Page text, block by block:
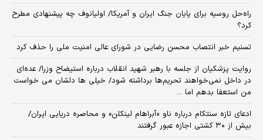
راه‌حل روسیه برای پایان جنگ ایران و آمریکا/ اولیانوف چه پیشنهادی مطرح
کرد؟
تسنیم خبر انتصاب محسن رضایی در شورای عالی امنیت ملی را حذف کرد
روایت پزشکیان از جلسه با رهبر شهید انقلاب درباره استیضاح وزرا/ عده‌ای
در داخل نمی‌خواهند تحریم‌ها برداشته شود/ خیلی ها دلشان می خواست
من استعفا بدهم اما ...
ادعای تازه سنتکام درباره ناو «آبراهام لینکلن» و محاصره دریایی ایران/
بیش از ۳۰ کشتی اجازه عبور گرفتند